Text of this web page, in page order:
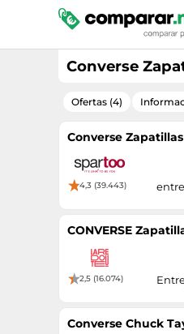
Converse
Ofertas (4)
Converse
4,3 (39.443)
CONVERSE
2,5 (16.074)
Converse Chuck